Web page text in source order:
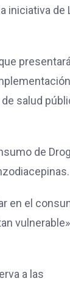
iniciativa de
salud
de
en el
a las